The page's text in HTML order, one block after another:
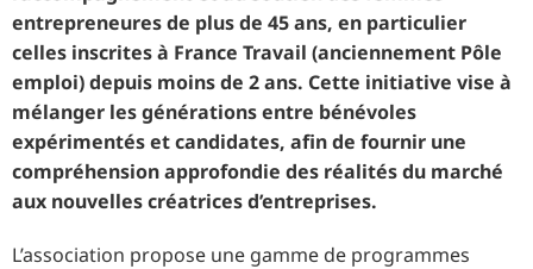
entrepreneures de plus de 45 ans, en particulier
celles inscrites à France Travail (anciennement Pôle
emploi) depuis moins de 2 ans. Cette initiative vise à
mélanger les générations entre bénévoles
expérimentés et candidates, afin de fournir une
compréhension approfondie des réalités du marché
aux nouvelles créatrices d’entreprises.
L’association propose une gamme de programmes